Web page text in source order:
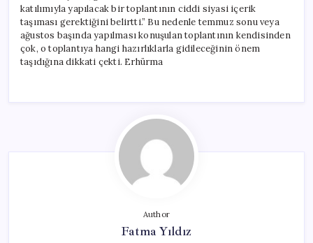
katılımıyla yapılacak bir toplantının ciddi siyasi içerik
taşıması gerektiğini belirtti.” Bu nedenle temmuz sonu veya
ağustos başında yapılması konuşulan toplantının kendisinden
çok, o toplantıya hangi hazırlıklarla gidileceğinin önem
taşıdığına dikkati çekti. Erhürma
Author
Fatma Yıldız